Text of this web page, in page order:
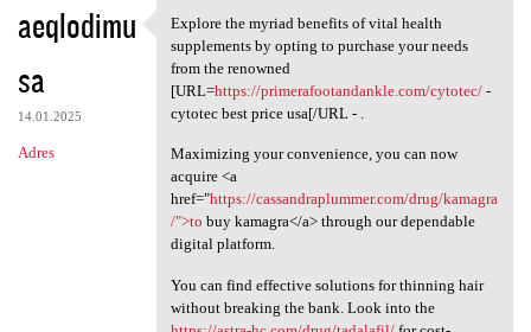
aeqlodimu
sa
14.01.2025
Adres
Explore the myriad benefits
Explore the myriad benefits of vital health
supplements by opting to purchase your needs
from the renowned
[URL=https://primerafootandankle.com/cytotec/-
cytotec best price usa[/URL - .
Maximizing your convenience, you can now
acquire <a
href="https://cassandraplummer.com/drug/kamagra
/">to buy kamagra</a> through our dependable
digital platform.
You can find effective solutions for thinning hair
without breaking the bank. Look into the